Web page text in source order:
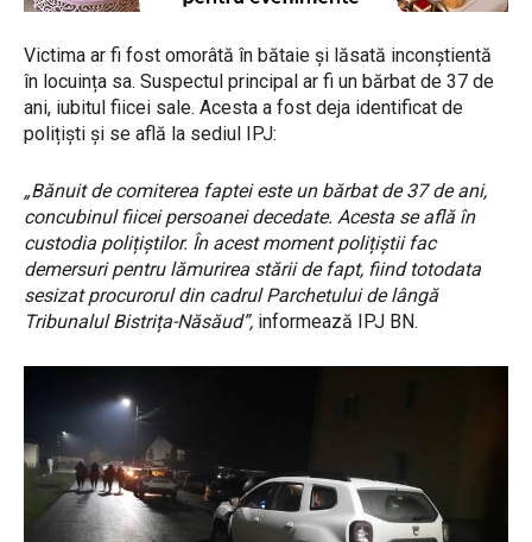
Victima ar fi fost omorâtă în bătaie și lăsată inconștientă
în locuința sa. Suspectul principal ar fi un bărbat de 37 de
ani, iubitul fiicei sale. Acesta a fost deja identificat de
polițiști și se află la sediul IPJ:
„Bănuit de comiterea faptei este un bărbat de 37 de ani,
concubinul fiicei persoanei decedate. Acesta se află în
custodia polițiștilor. În acest moment polițiștii fac
demersuri pentru lămurirea stării de fapt, fiind totodata
sesizat procurorul din cadrul Parchetului de lângă
Tribunalul Bistrița-Năsăud”, informează IPJ BN.